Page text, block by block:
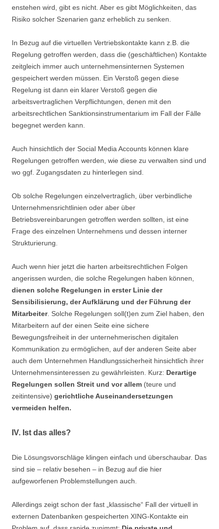
enstehen wird, gibt es nicht. Aber es gibt Möglichkeiten, das
Risiko solcher Szenarien ganz erheblich zu senken.
In Bezug auf die virtuellen Vertriebskontakte kann z.B. die
Regelung getroffen werden, dass die (geschäftlichen) Kontakte
zeitgleich immer auch unternehmensinternen Systemen
gespeichert werden müssen. Ein Verstoß gegen diese
Regelung ist dann ein klarer Verstoß gegen die
arbeitsvertraglichen Verpflichtungen, denen mit den
arbeitsrechtlichen Sanktionsinstrumentarium im Fall der Fälle
begegnet werden kann.
Auch hinsichtlich der Social Media Accounts können klare
Regelungen getroffen werden, wie diese zu verwalten sind und
wo ggf. Zugangsdaten zu hinterlegen sind.
Ob solche Regelungen einzelvertraglich, über verbindliche
Unternehmensrichtlinien oder aber über
Betriebsvereinbarungen getroffen werden sollten, ist eine
Frage des einzelnen Unternehmens und dessen interner
Strukturierung.
Auch wenn hier jetzt die harten arbeitsrechtlichen Folgen
angerissen wurden, die solche Regelungen haben können,
dienen solche Regelungen in erster Linie der
Sensibilisierung, der Aufklärung und der Führung der
Mitarbeiter. Solche Regelungen soll(t)en zum Ziel haben, den
Mitarbeitern auf der einen Seite eine sichere
Bewegungsfreiheit in der unternehmerischen digitalen
Kommunikation zu ermöglichen, auf der anderen Seite aber
auch dem Unternehmen Handlungssicherheit hinsichtlich ihrer
Unternehmensinteressen zu gewährleisten. Kurz: Derartige
Regelungen sollen Streit und vor allem (teure und
zeitintensive) gerichtliche Auseinandersetzungen
vermeiden helfen.
IV. Ist das alles?
Die Lösungsvorschläge klingen einfach und überschaubar. Das
sind sie – relativ besehen – in Bezug auf die hier
aufgeworfenen Problemstellungen auch.
Allerdings zeigt schon der fast „klassische“ Fall der virtuell in
externen Datenbanken gespeicherten XING-Kontakte ein